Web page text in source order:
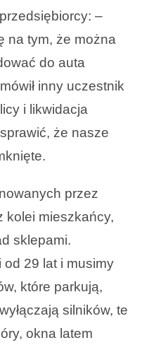
–
na tym, że można
do auta
inny uczestnik
i likwidacja
że nasze
przez
kolei mieszkańcy,
sklepami.
29 lat i musimy
które parkują,
silników, te
okna latem